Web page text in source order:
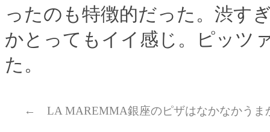
ったのも特徴的だった。渋す
かとってもイイ感じ。ピッツ
た。
← LA MAREMMA銀座のピザはなかなかうま